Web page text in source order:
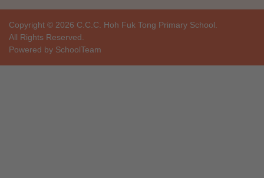
Copyright © 2026 C.C.C. Hoh Fuk Tong Primary School.
All Rights Reserved.
Powered by SchoolTeam